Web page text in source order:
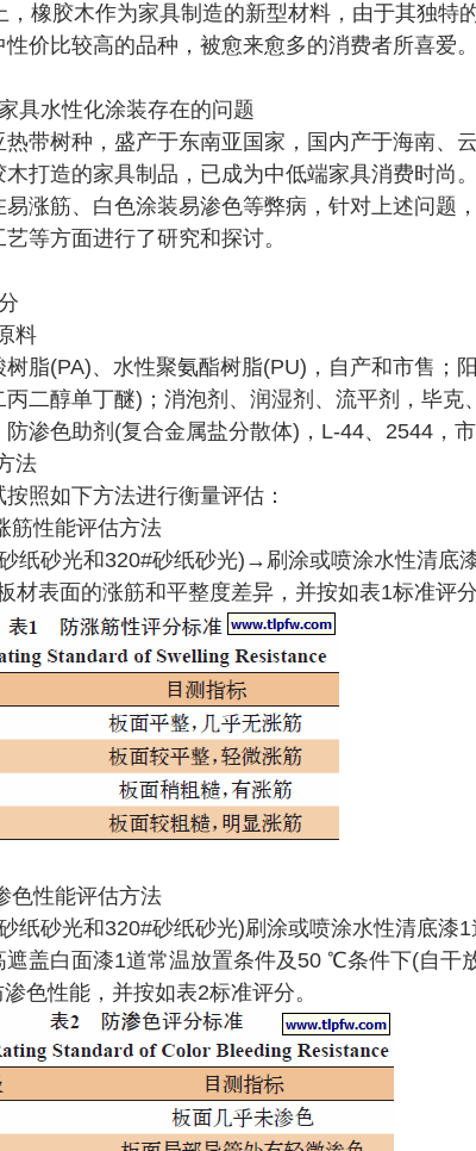
，橡胶木作为家具制造的新型材料，由于其独特
价比较高的品种，被愈来愈多的消费者所喜爱。
具水性化涂装存在的问题
热带树种，盛产于东南亚国家，国内产于海南、
木打造的家具制品，已成为中低端家具消费时尚
易涨筋、白色涂装易渗色等弊病，针对上述问题
等方面进行了研究和探讨。
料
树脂(PA)、水性聚氨酯树脂(PU)，自产和市售；
丙二醇单丁醚)；消泡剂、润湿剂、流平剂，毕克
渗色助剂(复合金属盐分散体)，L-44、2544，市
法
照如下方法进行衡量评估：
性能评估方法
纸砂光和320#砂纸砂光)→刷涂或喷涂水性清底
材表面的涨筋和平整度差异，并按如表1标准评分
性能评估方法
纸砂光和320#砂纸砂光)刷涂或喷涂水性清底
遮盖白面漆1道常温放置条件及50 ℃条件下(自
色性能，并按如表2标准评分。